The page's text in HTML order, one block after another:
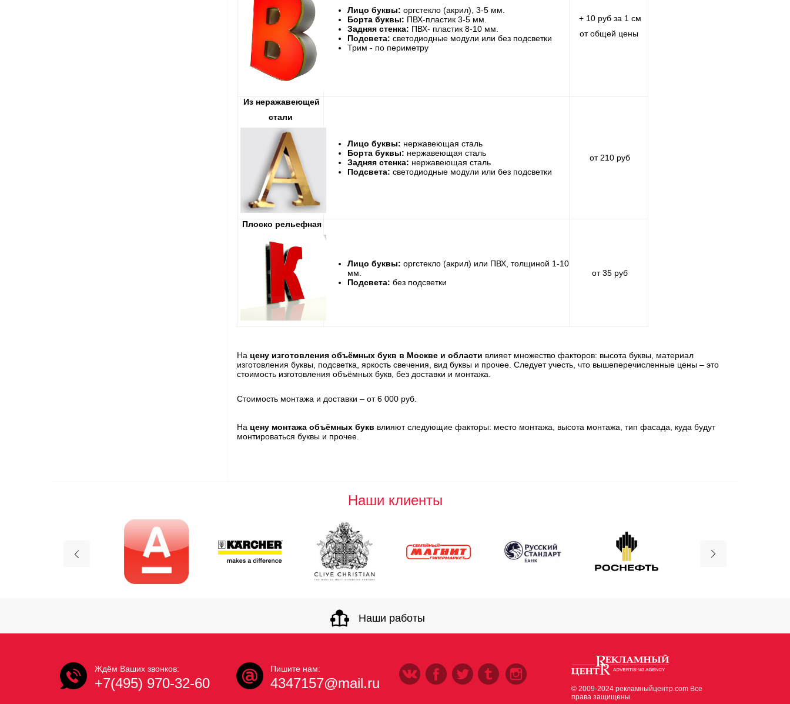
Лицо буквы: оргстекло (акрил), 3-5 мм.
Борта буквы: ПВХ-пластик 3-5 мм.
Задняя стенка: ПВХ- пластик 8-10 мм.
Подсвета: светодиодные модули или без подсветки
Трим - по периметру
+ 10 руб за 1 см
от общей цены
Из неражавеющей
стали
Лицо буквы: нержавеющая сталь
Борта буквы: нержавеющая сталь
Задняя стенка: нержавеющая сталь
Подсвета: светодиодные модули или без подсветки
от 210 руб
Плоско рельефная
Лицо буквы: оргстекло (акрил) или ПВХ, толщиной 1-10
мм.
Подсвета: без подсветки
от 35 руб
На цену изготовления объёмных букв в Москве и области влияет множество факторов: высота буквы, материал
изготовления буквы, подсветка, яркость свечения, вид буквы и прочее. Следует учесть, что вышеперечисленные цены – это
стоимость изготовления объёмных букв, без доставки и монтажа.
Стоимость монтажа и доставки – от 6 000 руб.
На цену монтажа объёмных букв влияют следующие факторы: место монтажа, высота монтажа, тип фасада, куда будут
монтироваться буквы и прочее.
Наши клиенты
Наши работы
Ждём Ваших звонков:
+7(495) 970-32-60
Пишите нам:
4347157@mail.ru
© 2009-2024 рекламныйцентр.com Все
права защищены.